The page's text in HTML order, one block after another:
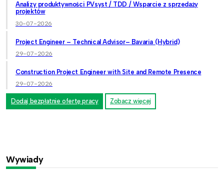
Analizy produktywności PVsyst / TDD / Wsparcie z sprzedaży
projektów
30-07-2026
Project Engineer – Technical Advisor– Bavaria (Hybrid)
29-07-2026
Construction Project Engineer with Site and Remote Presence
29-07-2026
Dodaj bezpłatnie ofertę pracy Zobacz więcej
Wywiady